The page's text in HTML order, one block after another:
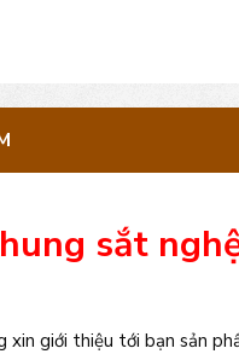
sắt
xin giới thiệu tới bạn sản